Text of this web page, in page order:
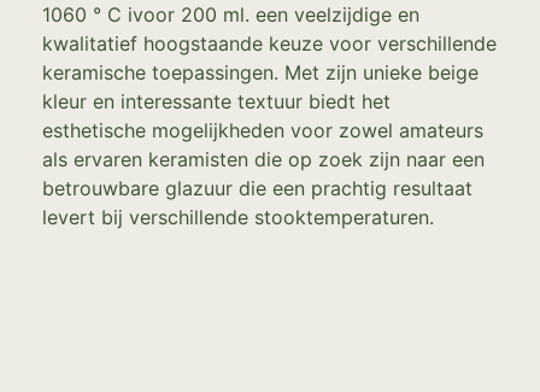
1060 ° C ivoor 200 ml. een veelzijdige en
kwalitatief hoogstaande keuze voor verschillende
keramische toepassingen. Met zijn unieke beige
kleur en interessante textuur biedt het
esthetische mogelijkheden voor zowel amateurs
als ervaren keramisten die op zoek zijn naar een
betrouwbare glazuur die een prachtig resultaat
levert bij verschillende stooktemperaturen.